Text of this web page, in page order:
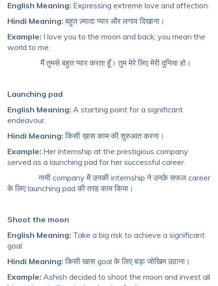
English Meaning: Expressing extreme love and affection.
Hindi Meaning: बहुत ज़्यादा प्यार और लगाव दिखाना।
Example: I love you to the moon and back; you mean the
world to me.
मैं तुमसे बहुत प्यार करता हूँ। तुम मेरे लिए मेरी दुनिया हो।
Launching pad
English Meaning: A starting point for a significant
endeavour.
Hindi Meaning: किसी ख़ास काम की शुरुआत करना।
Example: Her internship at the prestigious company
served as a launching pad for her successful career.
नामी company में उनकी internship ने उनके सफल career
के लिए launching pad की तरह काम किया।
Shoot the moon
English Meaning: Take a big risk to achieve a significant
goal.
Hindi Meaning: किसी खास goal के लिए बड़ा जोखिम उठाना।
Example: Ashish decided to shoot the moon and invest all